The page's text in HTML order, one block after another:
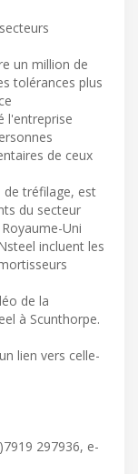
un million de
tolérances plus
l'entreprise
de ceux
de tréfilage, est
du secteur
Uni
incluent les
de la
à Scunthorpe.
lien vers celle-
297936, e-